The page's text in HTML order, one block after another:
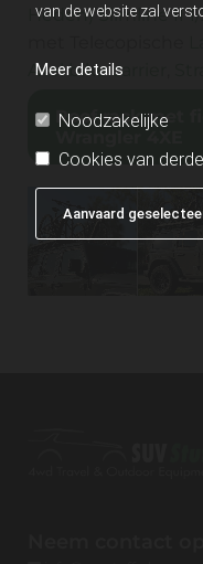
van de website zal
Meer details
Noodzakelijke
Cookies van
Aanvaard
Heden) Slimline II
Axel bike carrier
Roof rack met
Wrangler 4XE